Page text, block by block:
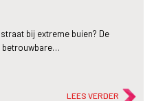
bij extreme buien? De
betrouwbare…
LEES VERDER